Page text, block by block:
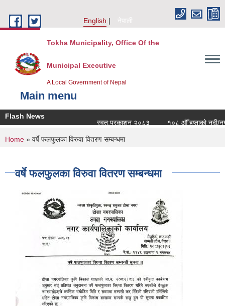
English
नेपाली
Tokha Municipality, Office Of the
Municipal Executive
A Local Government of Nepal
Main menu
Flash News
स्वत:प्रकाशन २०८३
१०८ औँ हप्ताको नदी/
You are here
Home » वर्षे फलफुलका विरुवा वितरण सम्बन्धमा
वर्षे फलफुलका विरुवा वितरण सम्बन्धमा